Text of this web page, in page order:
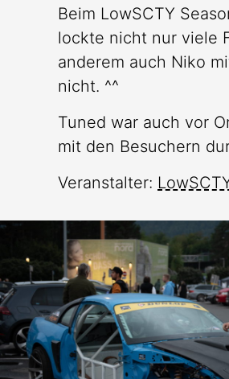
Beim LowSCTY
lockte nicht nur viele
anderem auch Niko
nicht. ^^
Tuned war auch vor
mit den Besuchern
Veranstalter: